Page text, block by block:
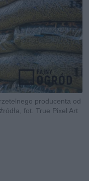
producenta od
fot. True Pixel Art